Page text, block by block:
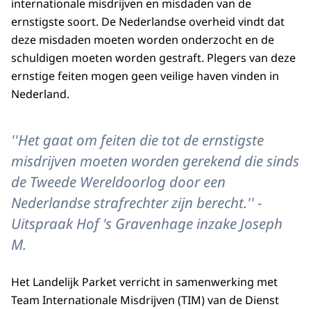
internationale misdrijven en misdaden van de
ernstigste soort. De Nederlandse overheid vindt dat
deze misdaden moeten worden onderzocht en de
schuldigen moeten worden gestraft. Plegers van deze
ernstige feiten mogen geen veilige haven vinden in
Nederland.
''Het gaat om feiten die tot de ernstigste
misdrijven moeten worden gerekend die sinds
de Tweede Wereldoorlog door een
Nederlandse strafrechter zijn berecht.'' -
Uitspraak Hof 's Gravenhage inzake Joseph
M.
Het Landelijk Parket verricht in samenwerking met
Team Internationale Misdrijven (TIM) van de Dienst